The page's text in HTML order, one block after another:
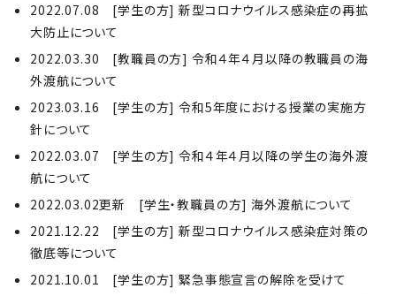
2022.07.08 [学生の方] 新型コロナウイルス感染症の再拡
大防止について
2022.03.30 [教職員の方] 令和４年４月以降の教職員の海
外渡航について
2023.03.16 [学生の方] 令和5年度における授業の実施方
針について
2022.03.07 [学生の方] 令和４年４月以降の学生の海外渡
航について
2022.03.02更新 [学生・教職員の方] 海外渡航について
2021.12.22 [学生の方] 新型コロナウイルス感染症対策の
徹底等について
2021.10.01 [学生の方] 緊急事態宣言の解除を受けて